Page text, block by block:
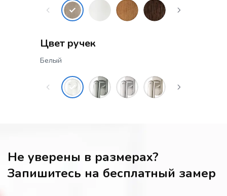
Цвет ручек
Белый
Не уверены в размерах?
Запишитесь на бесплатный замер